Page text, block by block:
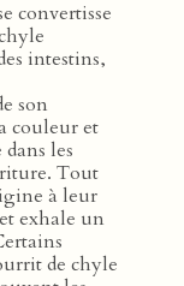
convertisse
intestins,
son
couleur et
les
Tout
à leur
exhale un
de chyle